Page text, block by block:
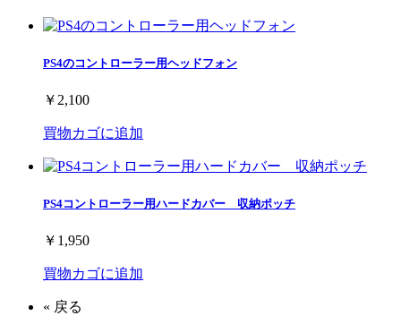
PS4のコントローラー用ヘッドフォン
￥2,100
買物カゴに追加
PS4コントローラー用ハードカバー 収納ポッチ
￥1,950
買物カゴに追加
« 戻る